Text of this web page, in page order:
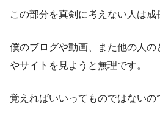
この部分を真剣に考えない人は成
僕のブログや動画、また他の人
やサイトを見ようと無理です。
覚えればいいってものではないの